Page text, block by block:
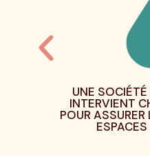
DE NETTOYAGE
CHAQUE SEMAINE
LA PROPRETÉ DES